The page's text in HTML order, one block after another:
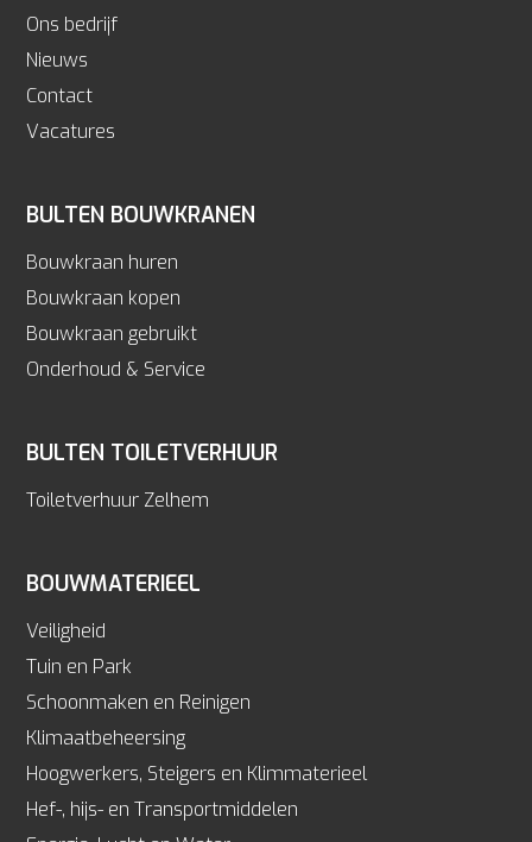
Ons bedrijf
Nieuws
Contact
Vacatures
BOUWMATERIEEL
Veiligheid
Tuin en Park
Schoonmaken en Reinigen
Klimaatbeheersing
Hoogwerkers, Steigers en Klimmaterieel
Hef-, hijs- en Transportmiddelen
BULTEN BOUWKRANEN
Bouwkraan huren
Bouwkraan kopen
Bouwkraan gebruikt
Onderhoud & Service
BULTEN TOILETVERHUUR
Toiletverhuur Zelhem